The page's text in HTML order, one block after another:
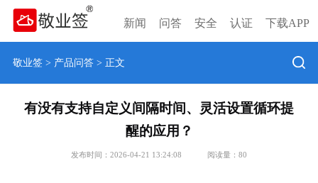
新闻 问答 安全 认证 下载APP
敬业签> 产品问答> 正文
有没有支持自定义间隔时间、灵活设置循环提
醒的应用？
发布时间：2026-04-21 13:24:08 阅读量： 80